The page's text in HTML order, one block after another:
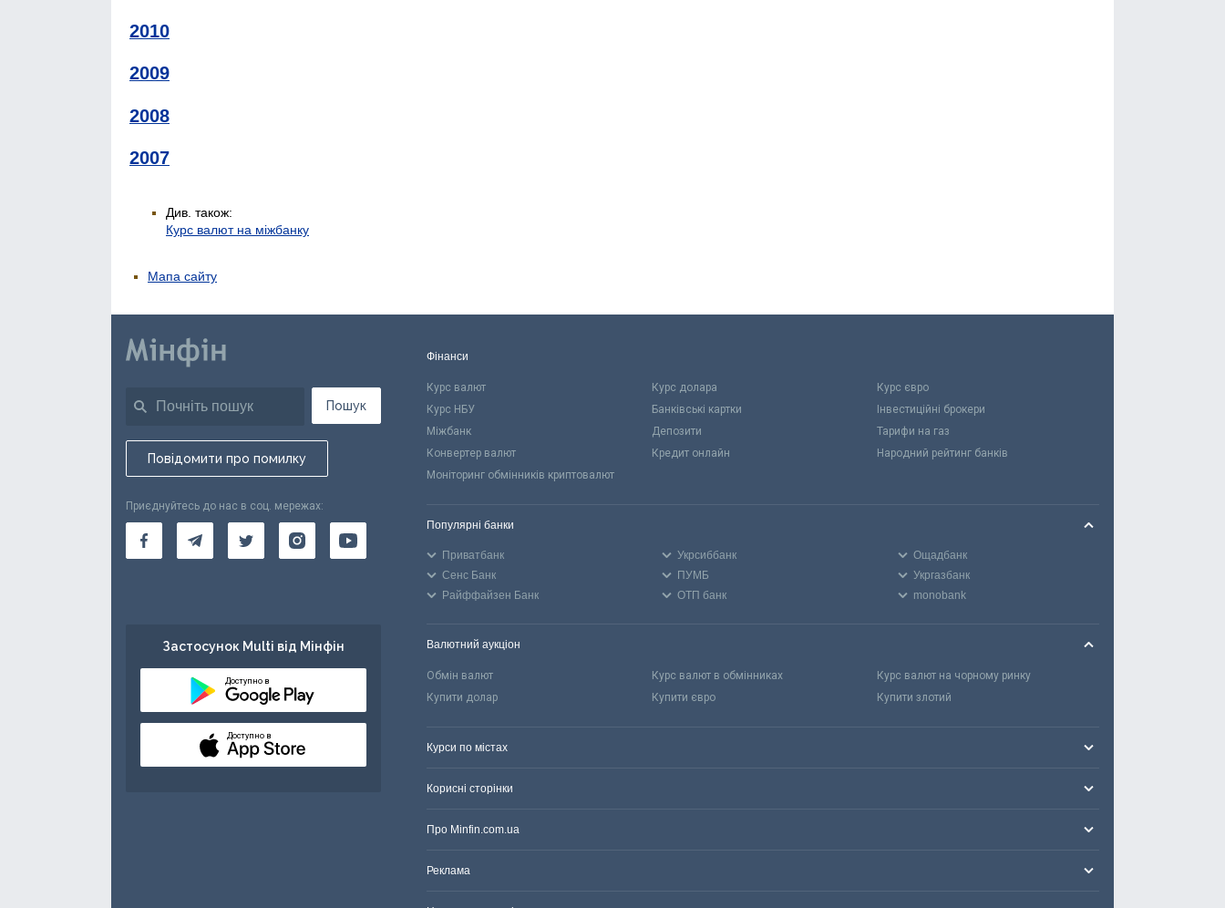
2010
2009
2008
2007
Див. також:
Курс валют на міжбанку
Мапа сайту
Пошук
Повідомити про помилку
Приєднуйтесь до нас в соц. мережах:
Застосунок Multi від Мінфін
Доступно в
Доступно в
Фінанси
Курс валют Курс долара
Курс євро
Курс НБУ
Банківські картки
Інвестиційні брокери
Міжбанк
Депозити
Тарифи на газ
Конвертер валют
Кредит онлайн
Народний рейтинг банків
Моніторинг обмінників криптовалют
Популярні банки
Приватбанк Укрсиббанк
Ощадбанк
Сенс Банк
ПУМБ
Укргазбанк
Райффайзен Банк
ОТП банк monobank
Валютний аукціон
Обмін валют Курс валют в обмінниках
Курс валют на чорному ринку
Купити долар
Купити євро Купити злотий
Курси по містах
Корисні сторінки
Про Minfin.com.ua
Реклама